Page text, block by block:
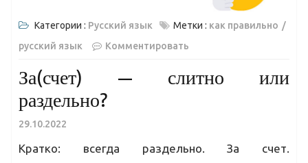
Категории : Русский язык Метки : как правильно
русский язык
Комментировать
За(счет) — слитно или
раздельно?
29.10.2022
Кратко: всегда раздельно. За счет.